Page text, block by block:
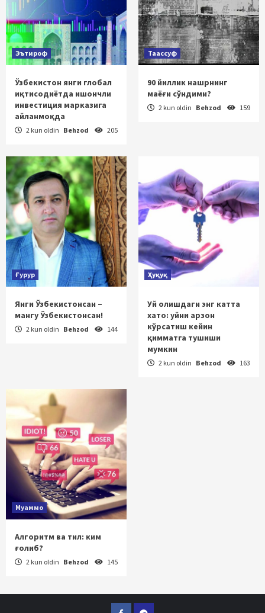
Эътироф
Ўзбекистон янги глобал
иқтисодиётда ишончли
инвестиция марказига
айланмоқда
2 kun oldin Behzod 205
Таассуф
90 йиллик нашрнинг
маёғи сўндими?
2 kun oldin Behzod 159
Ғурур
Янги Ўзбекистонсан –
мангу Ўзбекистонсан!
2 kun oldin Behzod 144
Ҳуқуқ
Уй олишдаги энг катта
хато: уйни арзон
кўрсатиш кейин
қимматга тушиши
мумкин
2 kun oldin Behzod 163
Муаммо
Алгоритм ва тил: ким
ғолиб?
2 kun oldin Behzod 145